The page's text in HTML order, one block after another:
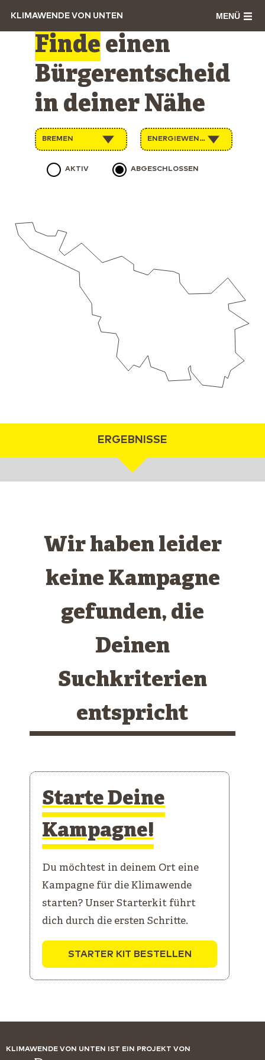
KLIMAWENDE VON UNTEN MENÜ
Finde einen
Bürgerentscheid
in deiner Nähe
BREMEN ENERGIEWENDE
AKTIV ABGESCHLOSSEN
ERGEBNISSE
Wir haben leider
keine Kampagne
gefunden, die
Deinen
Suchkriterien
entspricht
Starte Deine
Kampagne!
Du möchtest in deinem Ort eine
Kampagne für die Klimawende
starten? Unser Starterkit führt
dich durch die ersten Schritte.
STARTER KIT BESTELLEN
KLIMAWENDE VON UNTEN IST EIN PROJEKT VON